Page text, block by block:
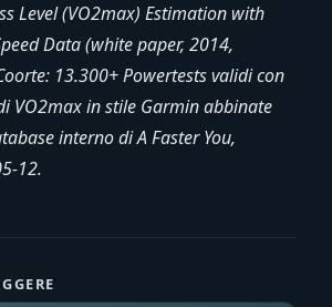
Level (VO2max) Estimation with
Data (white paper, 2014,
13.300+ Powertests validi con
VO2max in stile Garmin abbinate
interno di A Faster You,
12.